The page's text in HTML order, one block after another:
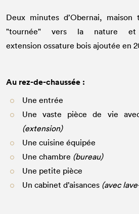
Deux minutes d’Obernai, maison
"tournée" vers la nature
extension ossature bois ajoutée en
Au rez-de-chaussée :
Une entrée
Une vaste pièce de vie
(extension)
Une cuisine équipée
Une chambre (bureau)
Une petite pièce
Un cabinet d’aisances (avec